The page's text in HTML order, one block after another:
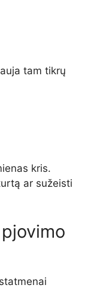
tam tikrų
kris.
ar sužeisti